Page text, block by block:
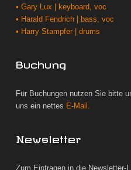
• Gary Lux | keyboard, voc
• Harald Fendrich | bass, voc
• Harry Stampfer | drums
Buchung
Für Buchungen nutzen Sie bitte
uns ein nettes E-Mail.
Newsletter
Zum Eintragen in die Newsletter-